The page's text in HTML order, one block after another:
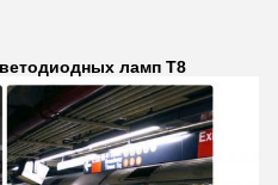
ламп Т8